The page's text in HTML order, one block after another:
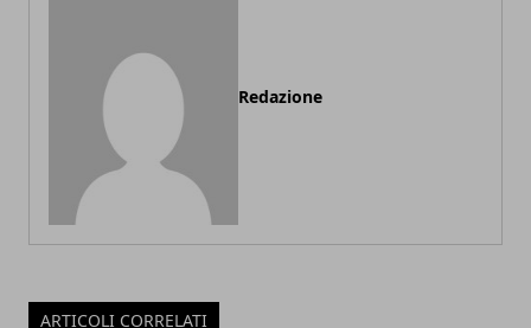
Redazione
ARTICOLI CORRELATI